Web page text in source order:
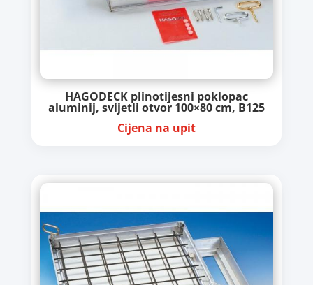
HAGODECK plinotijesni poklopac
aluminij, svijetli otvor 100×80 cm, B125
Cijena na upit